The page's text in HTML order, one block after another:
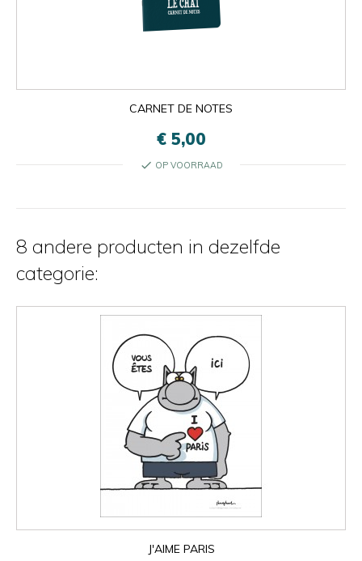
CARNET DE NOTES
€ 5,00
check OP VOORRAAD
8 andere producten in dezelfde
categorie:
J'AIME PARIS